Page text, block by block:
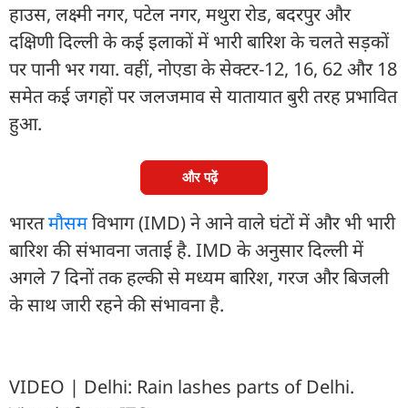
हाउस, लक्ष्मी नगर, पटेल नगर, मथुरा रोड, बदरपुर और
दक्षिणी दिल्ली के कई इलाकों में भारी बारिश के चलते सड़कों
पर पानी भर गया. वहीं, नोएडा के सेक्टर-12, 16, 62 और 18
समेत कई जगहों पर जलजमाव से यातायात बुरी तरह प्रभावित
हुआ.
और पढ़ें
भारतमौसमविभाग (IMD) ने आने वाले घंटों में और भी भारी
बारिश की संभावना जताई है. IMD के अनुसार दिल्ली में
अगले 7 दिनों तक हल्की से मध्यम बारिश, गरज और बिजली
के साथ जारी रहने की संभावना है.
VIDEO | Delhi: Rain lashes parts of Delhi.